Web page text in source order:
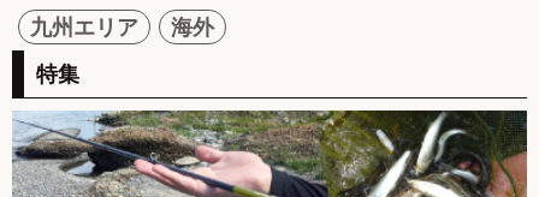
九州エリア
海外
特集